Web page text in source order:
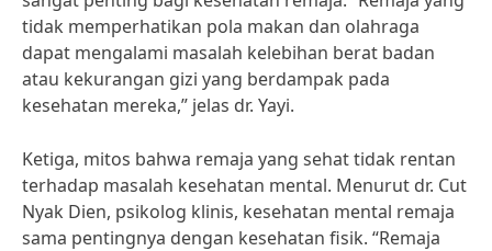
tidak memperhatikan pola makan dan olahraga
dapat mengalami masalah kelebihan berat badan
atau kekurangan gizi yang berdampak pada
kesehatan mereka,” jelas dr. Yayi.
Ketiga, mitos bahwa remaja yang sehat tidak rentan
terhadap masalah kesehatan mental. Menurut dr. Cut
Nyak Dien, psikolog klinis, kesehatan mental remaja
sama pentingnya dengan kesehatan fisik. “Remaja